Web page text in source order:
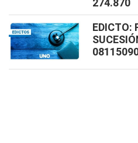
274.870
EDICTO: